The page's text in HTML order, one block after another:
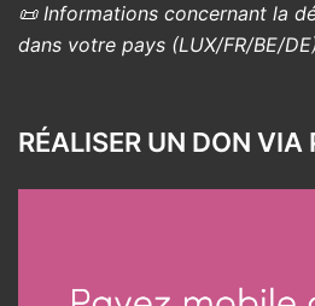
📜 Informations concernant la
dans votre pays (LUX/FR/BE/
RÉALISER UN DON VIA